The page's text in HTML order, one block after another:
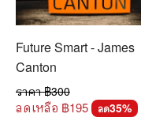
Future Smart - James
Canton
ราคา ฿300
ลดเหลือ ฿195 ลด35%